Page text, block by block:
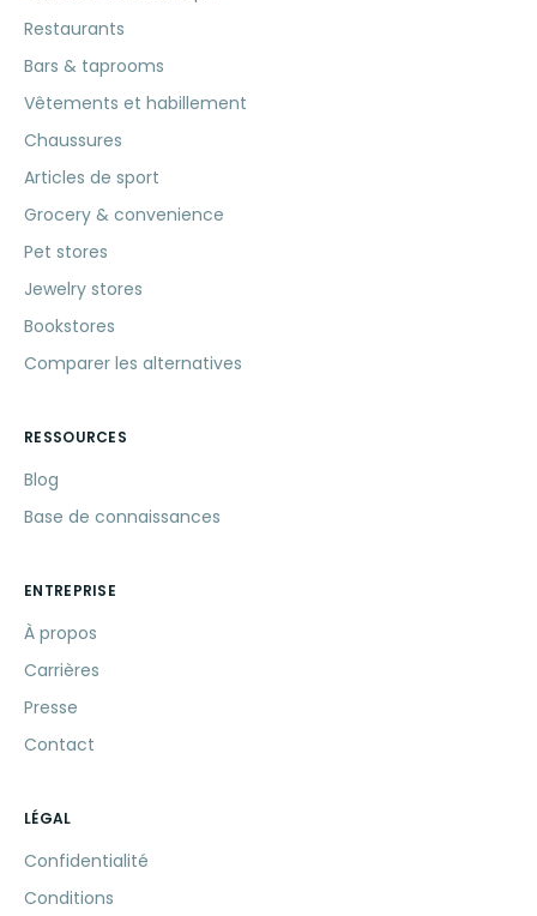
Restaurants
Bars & taprooms
Vêtements et habillement
Chaussures
Articles de sport
Grocery & convenience
Pet stores
Jewelry stores
Bookstores
Comparer les alternatives
RESSOURCES
Blog
Base de connaissances
ENTREPRISE
À propos
Carrières
Presse
Contact
LÉGAL
Confidentialité
Conditions